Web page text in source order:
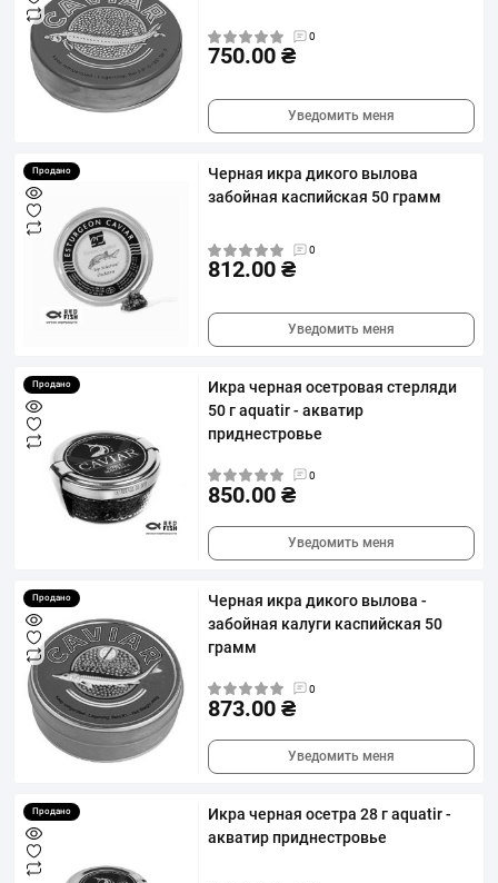
0
750.00 ₴
Уведомить меня
Продано
Черная икра дикого вылова
забойная каспийская 50 грамм
0
812.00 ₴
Уведомить меня
Продано
Икра черная осетровая стерляди
50 г aquatir - акватир
приднестровье
0
850.00 ₴
Уведомить меня
Продано
Черная икра дикого вылова -
забойная калуги каспийская 50
грамм
0
873.00 ₴
Уведомить меня
Продано
Икра черная осетра 28 г aquatir -
акватир приднестровье